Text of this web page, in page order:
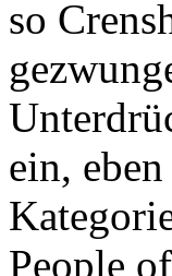
so
ein,
People